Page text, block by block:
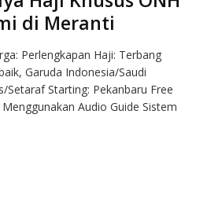
di Meranti
Perlengkapan Haji: Terbang
Garuda Indonesia/Saudi
Setaraf Starting: Pekanbaru Free
Audio Guide Sistem